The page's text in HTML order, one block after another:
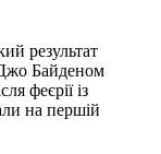
результат
Байденом
феєрії із
на першій